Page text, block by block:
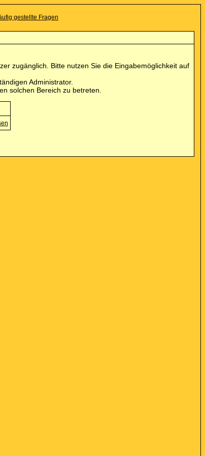
zugänglich. Bitte nutzen Sie die Eingabemöglichkeit auf
Administrator.
solchen Bereich zu betreten.